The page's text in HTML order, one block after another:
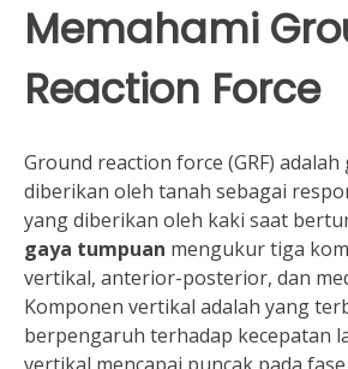
Memahami
Reaction Force
Ground reaction force (GRF) adalah
diberikan oleh tanah sebagai
yang diberikan oleh kaki saat
gaya tumpuan mengukur tiga
vertikal, anterior-posterior, dan
Komponen vertikal adalah yang
berpengaruh terhadap kecepatan
vertikal mencapai puncak pada